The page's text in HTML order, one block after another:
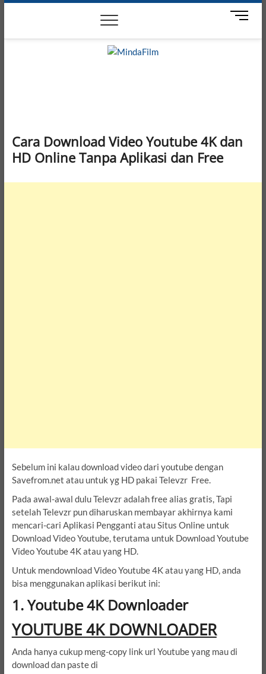
Skip
M
n
Cara Download Video Youtube 4K dan
HD Online Tanpa Aplikasi dan Free
Sebelum ini kalau download video dari youtube dengan
Savefrom.net atau untuk yg HD pakai Televzr Free.
Pada awal-awal dulu Televzr adalah free alias gratis, Tapi
setelah Televzr pun diharuskan membayar akhirnya kami
mencari-cari Aplikasi Pengganti atau Situs Online untuk
Download Video Youtube, terutama untuk Download Youtube
Video Youtube 4K atau yang HD.
Untuk mendownload Video Youtube 4K atau yang HD, anda
bisa menggunakan aplikasi berikut ini:
1. Youtube 4K Downloader
YOUTUBE 4K DOWNLOADER
Anda hanya cukup meng-copy link url Youtube yang mau di
download dan paste di